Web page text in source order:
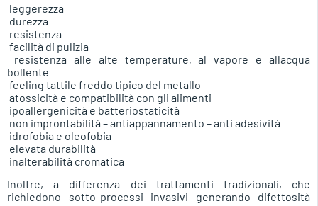
 leggerezza
 durezza
 resistenza
 facilità di pulizia
 resistenza alle alte temperature, al vapore e allacqua
bollente
 feeling tattile freddo tipico del metallo
 atossicità e compatibilità con gli alimenti
 ipoallergenicità e batteriostaticità
 non improntabilità – antiappannamento – anti adesività
 idrofobia e oleofobia
 elevata durabilità
 inalterabilità cromatica
Inoltre, a differenza dei trattamenti tradizionali, che
richiedono sotto-processi invasivi generando difettosità